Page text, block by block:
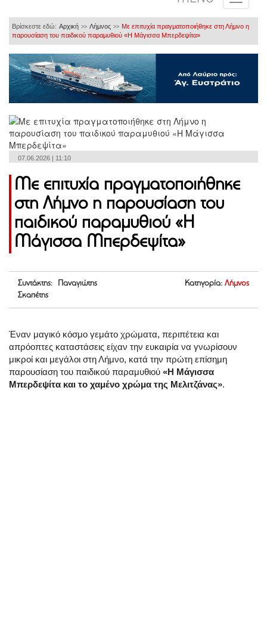
Βρίσκεστε εδώ: Αρχική >> Λήμνος >> Με επιτυχία πραγματοποιήθηκε στη Λήμνο η
παρουσίαση του παιδικού παραμυθιού «Η Μάγισσα Μπερδεψίτα»
07.06.2026 | 11:10
Με επιτυχία πραγματοποιήθηκε
στη Λήμνο η παρουσίαση του
παιδικού παραμυθιού «Η
Μάγισσα Μπερδεψίτα»
Συντάκτης: Παναγιώτης
Σκαπέτης
Κατηγορία: Λήμνος
Έναν μαγικό κόσμο γεμάτο χρώματα, περιπέτεια και
απρόοπτες καταστάσεις είχαν την ευκαιρία να γνωρίσουν
μικροί και μεγάλοι στη Λήμνο, κατά την πρώτη επίσημη
παρουσίαση του παιδικού παραμυθιού «Η Μάγισσα
Μπερδεψίτα και το χαμένο χρώμα της Μελιτζάνας».